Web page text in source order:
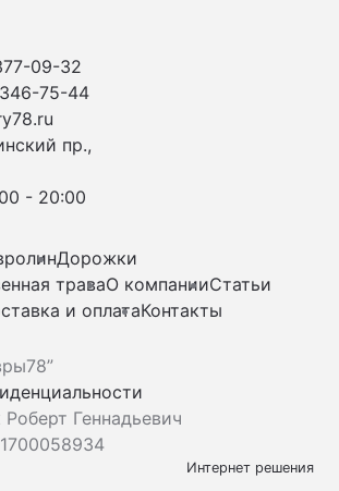
09-32
75-44
пр.,
- 20:00
Дорожки
траваО компанииСтатьи
и оплатаКонтакты
Геннадьевич
Интернет решения